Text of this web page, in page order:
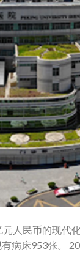
人民币的现代
病床953张。